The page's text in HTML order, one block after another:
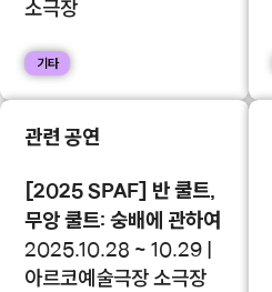
소극장
기타
관련 공연
[2025 SPAF] 반 쿨트,
무앙 쿨트: 숭배에 관하여
2025.10.28 ~ 10.29 |
아르코예술극장 소극장